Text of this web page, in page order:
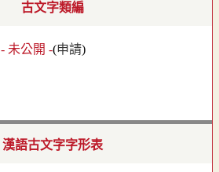
古文字類編
- 未公開 -(申請)
漢語古文字字形表